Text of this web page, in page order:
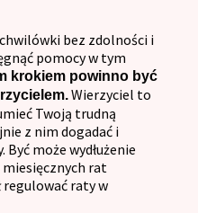
bez zdolności i
pomocy w tym
krokiem powinno być
Wierzyciel to
Twoją trudną
z nim dogadać i
może wydłużenie
rat
regulować raty w